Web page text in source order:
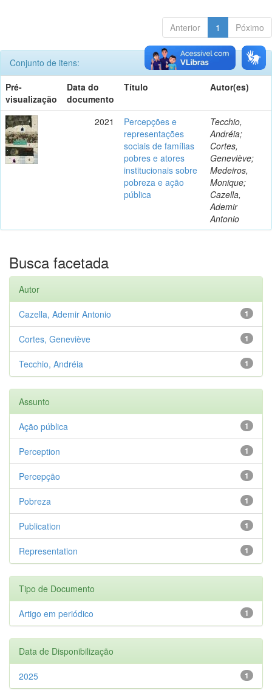
Anterior 1 Póximo
Conjunto de itens:
Pré-
visualização
Data do
documento
Título Autor(es)
2021
Percepções e
representações
sociais de famílias
pobres e atores
institucionais sobre
pobreza e ação
pública
Tecchio,
Andréia;
Cortes,
Geneviève;
Medeiros,
Monique;
Cazella,
Ademir
Antonio
Busca facetada
Autor
1
Cazella, Ademir Antonio
1
Cortes, Geneviève
1
Tecchio, Andréia
Assunto
1
Ação pública
1
Perception
1
Percepção
1
Pobreza
1
Publication
1
Representation
Tipo de Documento
1
Artigo em periódico
Data de Disponibilização
1
2025